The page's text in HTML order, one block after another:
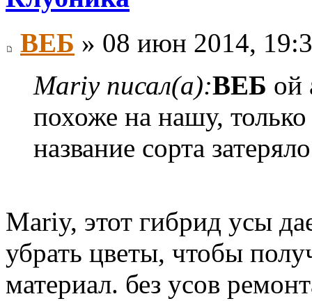
ВЕБ » 08 июн 2014,
Mariy писал(а):ВЕБ ой
похоже на нашу,
название сорта
Mariy, этот гибрид усы
убрать цветы, чтобы
материал. без усов